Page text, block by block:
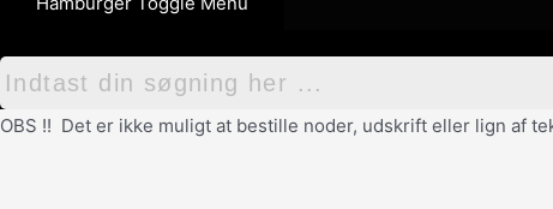
OBS !! Det er ikke muligt at bestille noder, udskrift eller lign af